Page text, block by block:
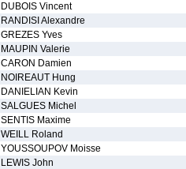
DUBOIS Vincent
RANDISI Alexandre
GREZES Yves
MAUPIN Valerie
CARON Damien
NOIREAUT Hung
DANIELIAN Kevin
SALGUES Michel
SENTIS Maxime
WEILL Roland
YOUSSOUPOV Moisse
LEWIS John